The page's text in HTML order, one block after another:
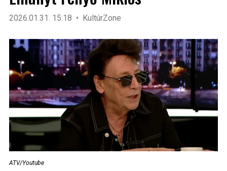
2026.01.31. 15:18 KultúrZone
ATV/Youtube